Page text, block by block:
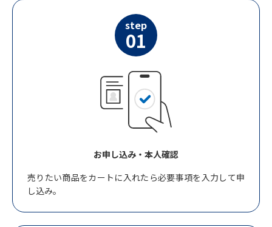
step
01
お申し込み・本人確認
売りたい商品をカートに入れたら必要事項を入力して申
し込み。